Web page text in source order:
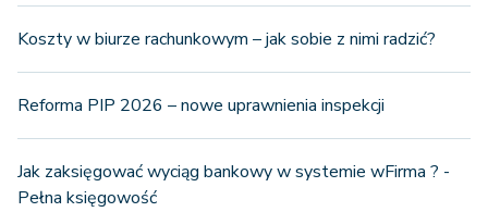
Koszty w biurze rachunkowym – jak sobie z nimi radzić?
Reforma PIP 2026 – nowe uprawnienia inspekcji
Jak zaksięgować wyciąg bankowy w systemie wFirma ? -
Pełna księgowość